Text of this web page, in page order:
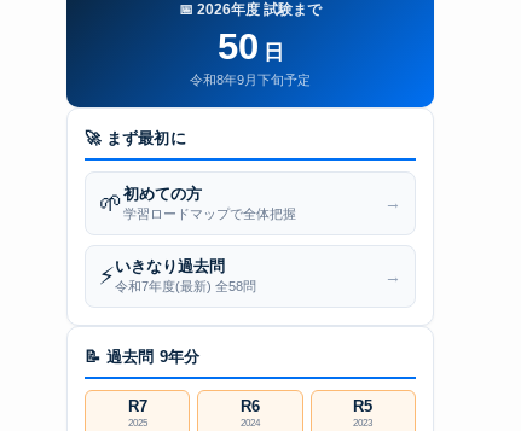
📅 2026年度 試験まで
50 日
令和8年9月下旬予定
🚀 まず最初に
🌱初めての方
学習ロードマップで全体把握
→
⚡いきなり過去問
令和7年度(最新) 全58問
→
📝 過去問 9年分
R7
2025
R6
2024
R5
2023